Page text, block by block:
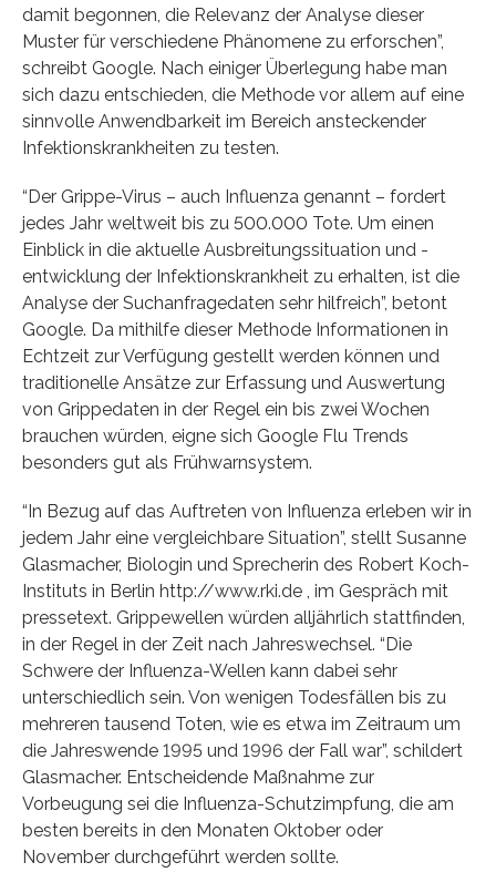
damit begonnen, die Relevanz der Analyse dieser
Muster für verschiedene Phänomene zu erforschen”,
schreibt Google. Nach einiger Überlegung habe man
sich dazu entschieden, die Methode vor allem auf eine
sinnvolle Anwendbarkeit im Bereich ansteckender
Infektionskrankheiten zu testen.
“Der Grippe-Virus – auch Influenza genannt – fordert
jedes Jahr weltweit bis zu 500.000 Tote. Um einen
Einblick in die aktuelle Ausbreitungssituation und -
entwicklung der Infektionskrankheit zu erhalten, ist die
Analyse der Suchanfragedaten sehr hilfreich”, betont
Google. Da mithilfe dieser Methode Informationen in
Echtzeit zur Verfügung gestellt werden können und
traditionelle Ansätze zur Erfassung und Auswertung
von Grippedaten in der Regel ein bis zwei Wochen
brauchen würden, eigne sich Google Flu Trends
besonders gut als Frühwarnsystem.
“In Bezug auf das Auftreten von Influenza erleben wir in
jedem Jahr eine vergleichbare Situation”, stellt Susanne
Glasmacher, Biologin und Sprecherin des Robert Koch-
Instituts in Berlin http://www.rki.de , im Gespräch mit
pressetext. Grippewellen würden alljährlich stattfinden,
in der Regel in der Zeit nach Jahreswechsel. “Die
Schwere der Influenza-Wellen kann dabei sehr
unterschiedlich sein. Von wenigen Todesfällen bis zu
mehreren tausend Toten, wie es etwa im Zeitraum um
die Jahreswende 1995 und 1996 der Fall war”, schildert
Glasmacher. Entscheidende Maßnahme zur
Vorbeugung sei die Influenza-Schutzimpfung, die am
besten bereits in den Monaten Oktober oder
November durchgeführt werden sollte.